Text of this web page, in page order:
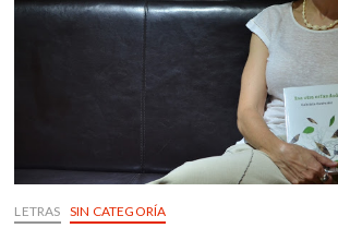
LETRAS SIN CATEGORÍA